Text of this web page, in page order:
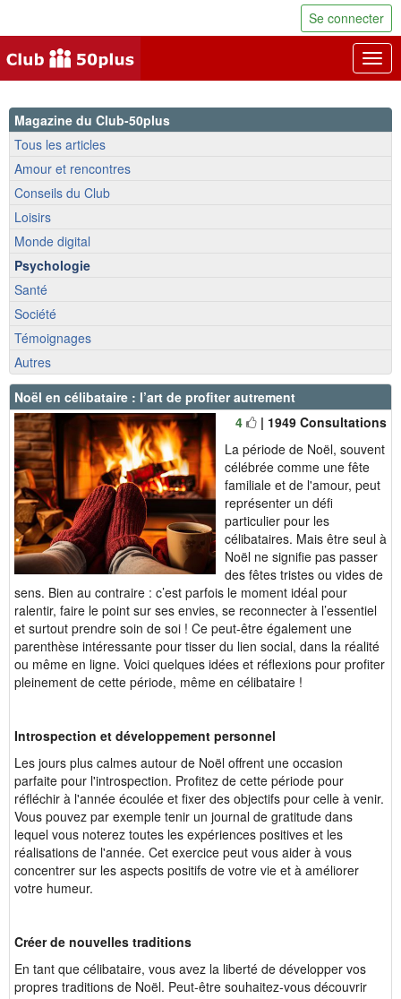
Se connecter
Magazine du Club-50plus
Tous les articles
Amour et rencontres
Conseils du Club
Loisirs
Monde digital
Psychologie
Santé
Société
Témoignages
Autres
Noël en célibataire : l’art de profiter autrement
4
| 1949 Consultations
La période de Noël, souvent
célébrée comme une fête
familiale et de l'amour, peut
représenter un défi
particulier pour les
célibataires. Mais être seul à
Noël ne signifie pas passer
des fêtes tristes ou vides de
sens. Bien au contraire : c’est parfois le moment idéal pour
ralentir, faire le point sur ses envies, se reconnecter à l’essentiel
et surtout prendre soin de soi ! Ce peut-être également une
parenthèse intéressante pour tisser du lien social, dans la réalité
ou même en ligne. Voici quelques idées et réflexions pour profiter
pleinement de cette période, même en célibataire !
Introspection et développement personnel
Les jours plus calmes autour de Noël offrent une occasion
parfaite pour l'introspection. Profitez de cette période pour
réfléchir à l'année écoulée et fixer des objectifs pour celle à venir.
Vous pouvez par exemple tenir un journal de gratitude dans
lequel vous noterez toutes les expériences positives et les
réalisations de l'année. Cet exercice peut vous aider à vous
concentrer sur les aspects positifs de votre vie et à améliorer
votre humeur.
Créer de nouvelles traditions
En tant que célibataire, vous avez la liberté de développer vos
propres traditions de Noël. Peut-être souhaitez-vous découvrir